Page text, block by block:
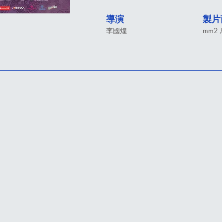
導演
李國煌
製
mm2